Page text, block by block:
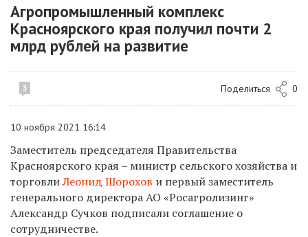
Агропромышленный комплекс
Красноярского края получил почти 2
млрд рублей на развитие
3 Поделиться 0
10 ноября 2021 16:14
Заместитель председателя Правительства
Красноярского края – министр сельского хозяйства и
торговлиЛеонид Шорохов и первый заместитель
генерального директора АО «Росагролизинг»
Александр Сучков подписали соглашение о
сотрудничестве.